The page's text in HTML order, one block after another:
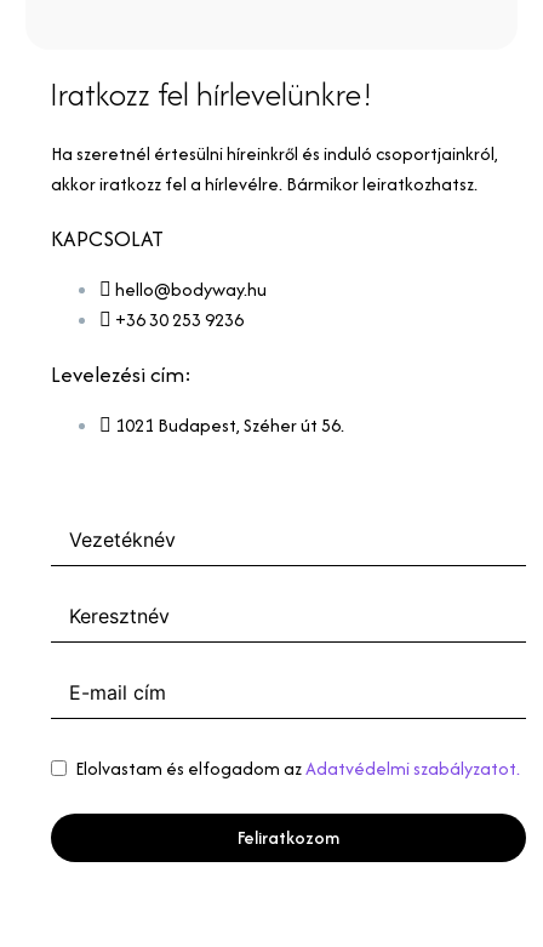
Iratkozz fel hírlevelünkre!
Ha szeretnél értesülni híreinkről és induló csoportjainkról,
akkor iratkozz fel a hírlevélre. Bármikor leiratkozhatsz.
KAPCSOLAT
hello@bodyway.hu
+36 30 253 9236
Levelezési cím:
1021 Budapest, Széher út 56.
Elolvastam és elfogadom azAdatvédelmi szabályzatot.
Feliratkozom